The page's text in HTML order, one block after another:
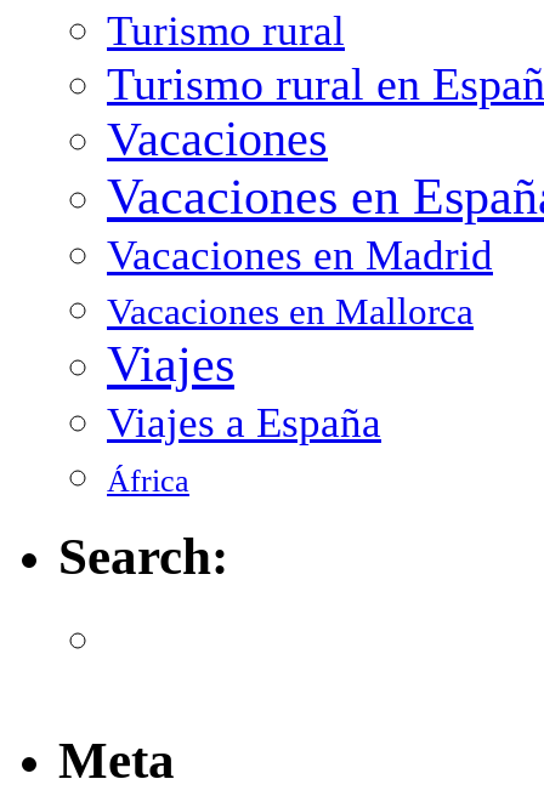
Turismo rural
Turismo rural en
Vacaciones
Vacaciones en
Vacaciones en Madrid
Vacaciones en Mallorca
Viajes
Viajes a España
África
Search:
Meta